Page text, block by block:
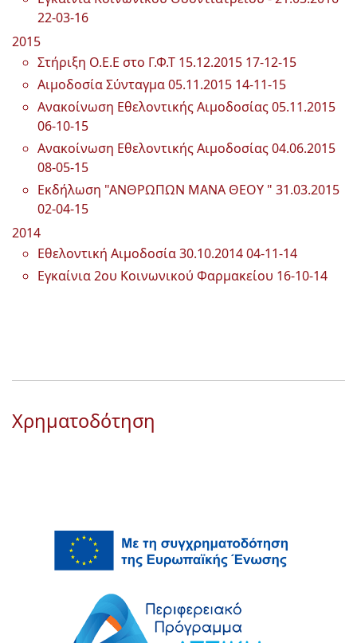
22-03-16
2015
Στήριξη Ο.Ε.Ε στο Γ.Φ.Τ 15.12.2015 17-12-15
Αιμοδοσία Σύνταγμα 05.11.2015 14-11-15
Ανακοίνωση Εθελοντικής Αιμοδοσίας 05.11.2015
06-10-15
Ανακοίνωση Εθελοντικής Αιμοδοσίας 04.06.2015
08-05-15
Εκδήλωση "ΑΝΘΡΩΠΩΝ ΜΑΝΑ ΘΕΟΥ " 31.03.2015
02-04-15
2014
Εθελοντική Αιμοδοσία 30.10.201404-11-14
Εγκαίνια 2ου Κοινωνικού Φαρμακείου 16-10-14
Χρηματοδότηση